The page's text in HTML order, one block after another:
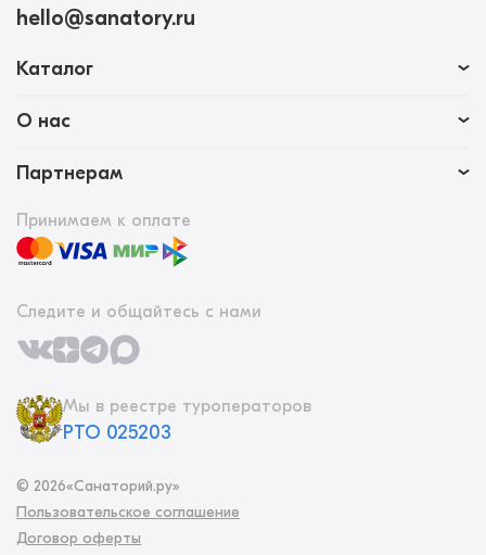
hello@sanatory.ru
Каталог
О нас
Партнерам
Принимаем к оплате
Следите и общайтесь с нами
Мы в реестре туроператоров
РТО 025203
© 2026«Санаторий.ру»
Пользовательское соглашение
Договор оферты